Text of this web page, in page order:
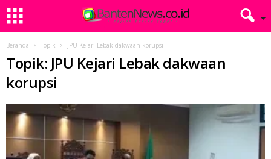
Beranda Topik JPU Kejari Lebak dakwaan korupsi
Topik: JPU Kejari Lebak dakwaan
korupsi